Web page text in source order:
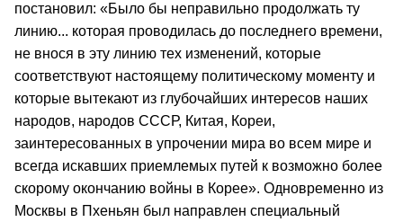
постановил: «Было бы неправильно продолжать ту
линию... которая проводилась до последнего времени,
не внося в эту линию тех изменений, которые
соответствуют настоящему политическому моменту и
которые вытекают из глубочайших интересов наших
народов, народов СССР, Китая, Кореи,
заинтересованных в упрочении мира во всем мире и
всегда искавших приемлемых путей к возможно более
скорому окончанию войны в Корее». Одновременно из
Москвы в Пхеньян был направлен специальный